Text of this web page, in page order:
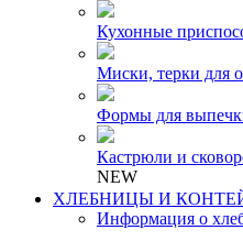
Кухонные
Миски, терки для
Формы для
Кастрюли и
NEW
ХЛЕБНИЦЫ И
Информация о